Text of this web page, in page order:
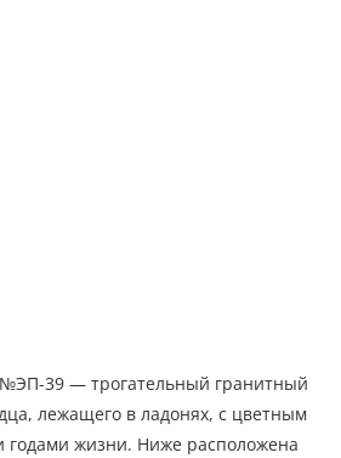
39 — трогательный гранитный
лежащего в ладонях, с цветным
годами жизни. Ниже расположена